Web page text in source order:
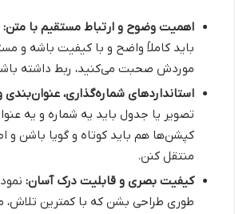
اهمیت وضوح و ارتباط مستقیم با متن:
باید کاملاً واضح و با کیفیت باشه و
موردش صحبت می‌کنید، ربط داشته
استانداردهای شماره‌گذاری،
تصویر یا جدول باید یه شماره و یه
کپشن‌ها هم باید کوتاه و گویا باشن و
منتقل کنن.
کیفیت بصری و قابلیت درک آسان:
طوری طراحی بشن که با کمترین تلاش،